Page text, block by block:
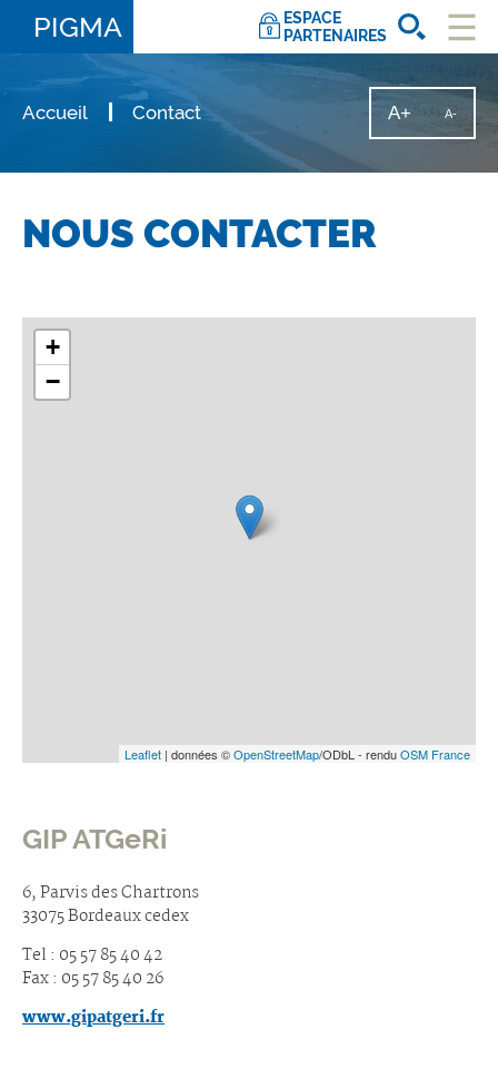
PIGMA
ESPACE
PARTENAIRES
Accueil Contact A+
la
du
A-
taille
NOUS CONTACTER
+
−
Leaflet | données ©OpenStreetMap/ODbL - renduOSM France
GIP ATGeRi
6, Parvis des Chartrons
33075 Bordeaux cedex
Tel : 05 57 85 40 42
Fax : 05 57 85 40 26
www.gipatgeri.fr